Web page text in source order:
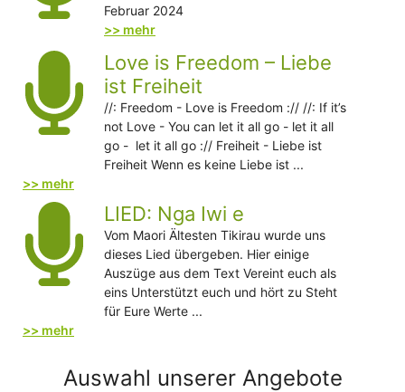
Februar 2024
>> mehr
Love is Freedom – Liebe
ist Freiheit
//: Freedom - Love is Freedom :// //: If it’s
not Love - You can let it all go - let it all
go - let it all go :// Freiheit - Liebe ist
Freiheit Wenn es keine Liebe ist ...
>> mehr
LIED: Nga Iwi e
Vom Maori Ältesten Tikirau wurde uns
dieses Lied übergeben. Hier einige
Auszüge aus dem Text Vereint euch als
eins Unterstützt euch und hört zu Steht
für Eure Werte ...
>> mehr
Auswahl unserer Angebote